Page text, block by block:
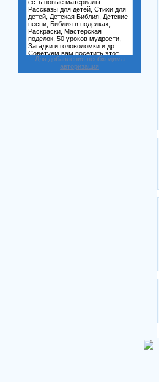
Для добавления необходима
авторизация